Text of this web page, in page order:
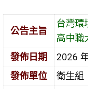
公告主旨
台灣環
高中職
發佈日期
2026
發佈單位
衛生組